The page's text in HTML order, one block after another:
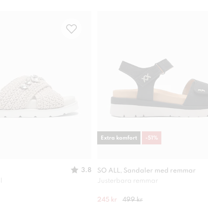
3.8
SO ALL, Sandaler med remmar
Justerbara remmar
245 kr 499 kr
Extra komfort -51 %